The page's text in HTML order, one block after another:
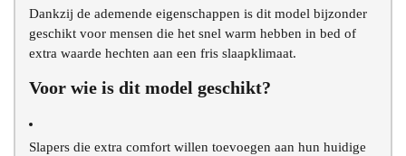
Dankzij de ademende eigenschappen is dit model bijzonder
geschikt voor mensen die het snel warm hebben in bed of
extra waarde hechten aan een fris slaapklimaat.
Voor wie is dit model geschikt?
Slapers die extra comfort willen toevoegen aan hun huidige